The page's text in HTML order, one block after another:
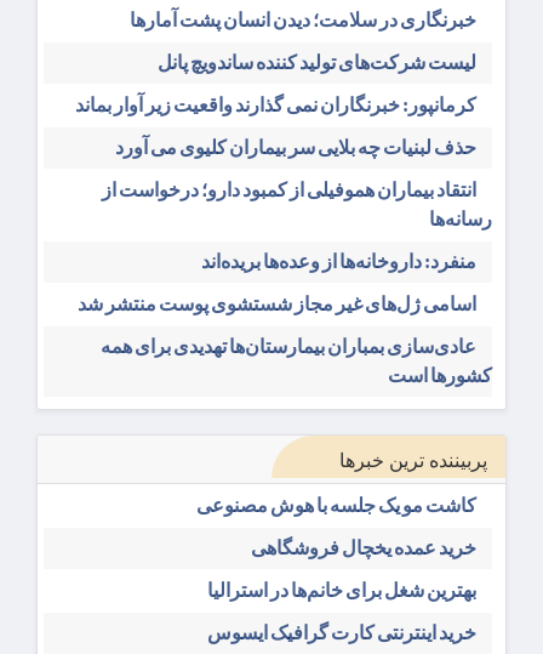
خبرنگاری در سلامت؛ دیدن انسان پشت آمارها
لیست شرکت‌های تولید کننده ساندویچ پانل
کرمانپور: خبرنگاران نمی گذارند واقعیت زیر آوار بماند
حذف لبنیات چه بلایی سر بیماران کلیوی می آورد
انتقاد بیماران هموفیلی از کمبود دارو؛ درخواست از
رسانه‌ها
منفرد: داروخانه‌ها از وعده‌ها بریده‌اند
اسامی ژل‌های غیر مجاز شستشوی پوست منتشر شد
عادی‌سازی بمباران بیمارستان‌ها تهدیدی برای همه
کشورها است
پربیننده ترین خبرها
کاشت مو یک جلسه با هوش مصنوعی
خرید عمده یخچال فروشگاهی
بهترین شغل برای خانم‌ها در استرالیا
خرید اینترنتی کارت گرافیک ایسوس